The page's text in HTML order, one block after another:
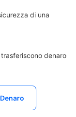
di una
denaro